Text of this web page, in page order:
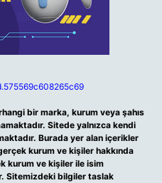
bir marka, kurum veya şahıs
Sitede yalnızca kendi
Burada yer alan içerikler
kurum ve kişiler hakkında
kurum ve kişiler ile isim
Sitemizdeki bilgiler taslak